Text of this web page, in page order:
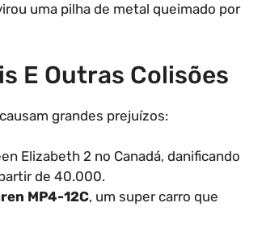
uma pilha de metal queimado por
E Outras Colisões
grandes prejuízos:
Elizabeth 2 no Canadá, danificando
de 40.000.
MP4-12C, um super carro que